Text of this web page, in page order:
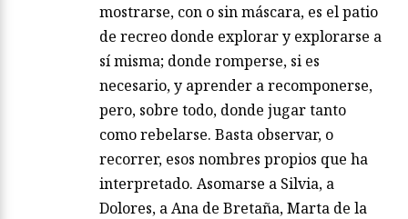
mostrarse, con o sin máscara, es el patio
de recreo donde explorar y explorarse a
sí misma; donde romperse, si es
necesario, y aprender a recomponerse,
pero, sobre todo, donde jugar tanto
como rebelarse. Basta observar, o
recorrer, esos nombres propios que ha
interpretado. Asomarse a Silvia, a
Dolores, a Ana de Bretaña, Marta de la